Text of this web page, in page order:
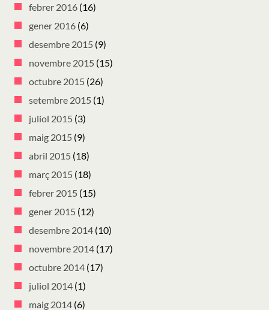
febrer 2016 (16)
gener 2016 (6)
desembre 2015 (9)
novembre 2015 (15)
octubre 2015 (26)
setembre 2015 (1)
juliol 2015 (3)
maig 2015 (9)
abril 2015 (18)
març 2015 (18)
febrer 2015 (15)
gener 2015 (12)
desembre 2014 (10)
novembre 2014 (17)
octubre 2014 (17)
juliol 2014 (1)
maig 2014 (6)